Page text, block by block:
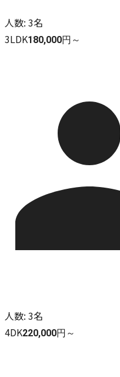
人数: 3名
3LDK180,000円～
人数: 3名
4DK220,000円～